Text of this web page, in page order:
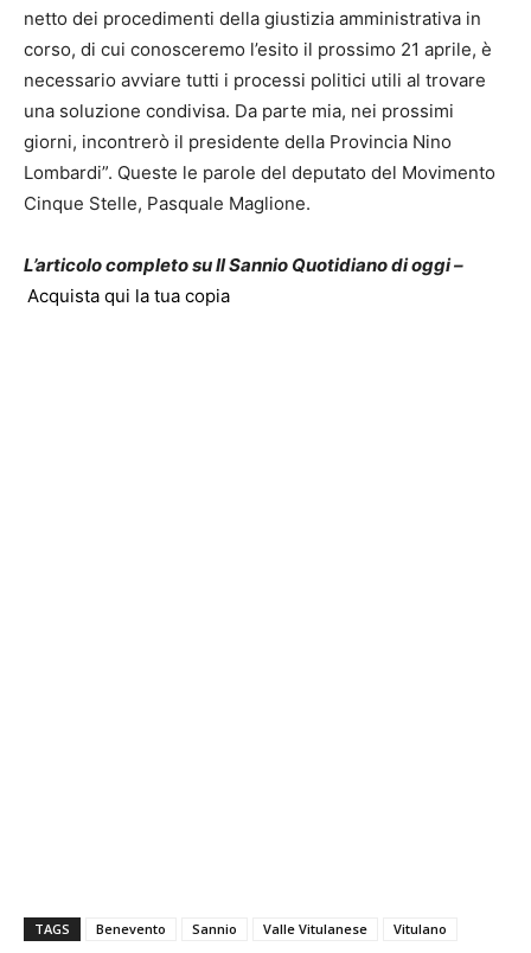
netto dei procedimenti della giustizia amministrativa in
corso, di cui conosceremo l’esito il prossimo 21 aprile, è
necessario avviare tutti i processi politici utili al trovare
una soluzione condivisa. Da parte mia, nei prossimi
giorni, incontrerò il presidente della Provincia Nino
Lombardi”. Queste le parole del deputato del Movimento
Cinque Stelle, Pasquale Maglione.
L’articolo completo su Il Sannio Quotidiano di oggi –
Acquista qui la tua copia
TAGS Benevento Sannio Valle Vitulanese Vitulano